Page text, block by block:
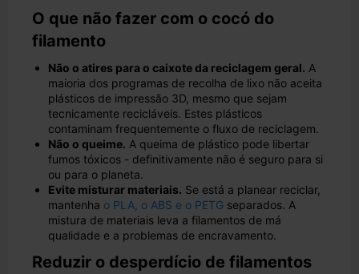
O que não fazer com o cocó do
filamento
Não o atires para o caixote da reciclagem geral. A
maioria dos programas de recolha de lixo não aceita
plásticos de impressão 3D, mesmo que sejam
tecnicamente recicláveis. Estes plásticos
contaminam frequentemente o fluxo de reciclagem.
Não o queime. A queima de plástico pode libertar
fumos tóxicos - definitivamente não é seguro para si
ou para o planeta.
Evite misturar materiais. Se está a planear reciclar,
mantenha o PLA, o ABS e o PETG separados. A
mistura de materiais leva a filamentos de má
qualidade e a problemas de encravamento.
Reduzir o desperdício de filamentos